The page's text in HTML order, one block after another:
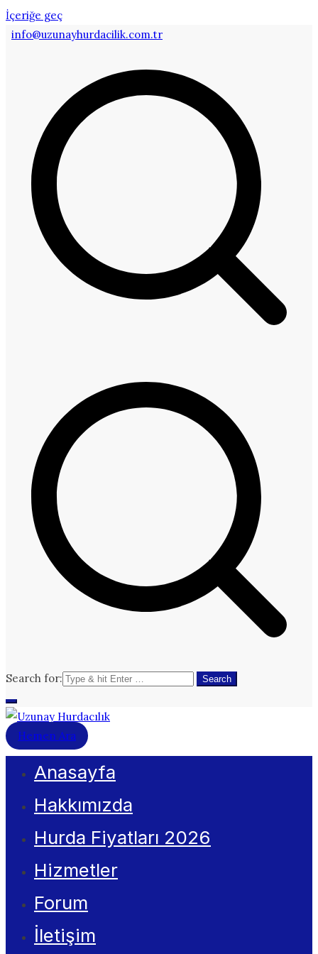
İçeriğe geç
info@uzunayhurdacilik.com.tr
Search for:
Uzunay Hurdacılık
En Yakın Hurdacı
Hemen Ara
Anasayfa
Hakkımızda
Hurda Fiyatları 2026
Hizmetler
Forum
İletişim